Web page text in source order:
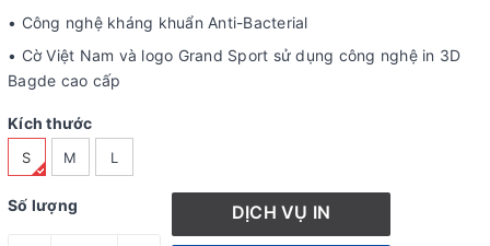
• Công nghệ kháng khuẩn Anti-Bacterial
• Cờ Việt Nam và logo Grand Sport sử dụng công nghệ in 3D
Bagde cao cấp
Kích thước
S M L
Số lượng DỊCH VỤ IN